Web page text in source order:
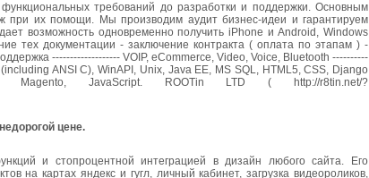
требований до разработки и поддержки. Основным
при их помощи. Мы производим аудит бизнес-идеи и гарантируем
возможность одновременно получить iPhone и Android, Windows
тех документации - заключение контракта ( оплата по этапам ) -
------------------- VOIP, eCommerce, Video, Voice, Bluetooth ----------
ANSI C), WinAPI, Unix, Java EE, MS SQL, HTML5, CSS, Django
Magento, JavaScript. ROOTin LTD ( http://r8tin.net/?
цене.
и стопроцентной интеграцией в дизайн любого сайта. Его
на картах яндекс и гугл, личный кабинет, загрузка видеороликов,